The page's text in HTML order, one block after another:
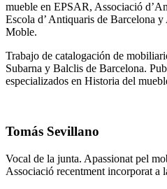
mueble en EPSAR, Associació
Escola d’ Antiquaris de Barcelona
Moble.
Trabajo de catalogación de
Subarna y Balclis de Barcelona.
especializados en Historia del
Tomás Sevillano
Vocal de la junta. Apassionat pel
Associació recentment incorporat a